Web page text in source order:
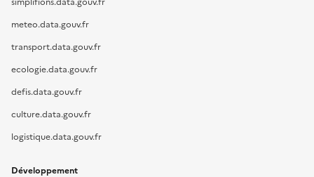
meteo.data.gouv.fr
transport.data.gouv.fr
ecologie.data.gouv.fr
defis.data.gouv.fr
culture.data.gouv.fr
logistique.data.gouv.fr
Développement